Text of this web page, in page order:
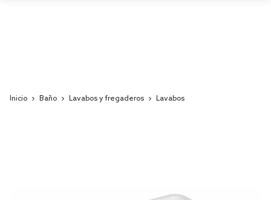
Inicio Baño Lavabos y fregaderos Lavabos